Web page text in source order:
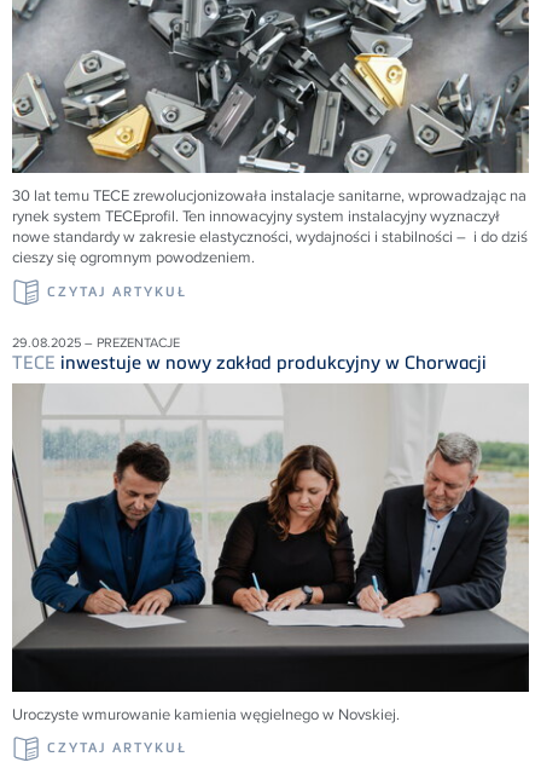
30 lat temuTECEzrewolucjonizowała instalacje sanitarne, wprowadzając na
rynek system TECEprofil. Ten innowacyjny system instalacyjny wyznaczył
nowe standardy w zakresie elastyczności, wydajności i stabilności – i do dziś
cieszy się ogromnym powodzeniem.
CZYTAJ ARTYKUŁ
29.08.2025 – PREZENTACJE
TECE inwestuje w nowy zakład produkcyjny w Chorwacji
Uroczyste wmurowanie kamienia węgielnego w Novskiej.
CZYTAJ ARTYKUŁ